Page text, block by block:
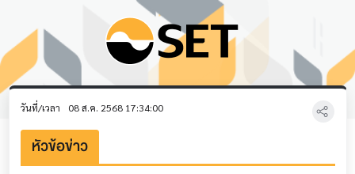
วันที่/เวลา 08 ส.ค. 2568 17:34:00
หัวข้อข่าว